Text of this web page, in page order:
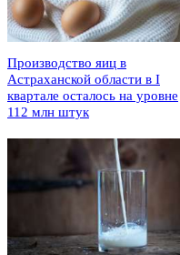
Производство яиц в
Астраханской области в I
квартале осталось на уровне
112 млн штук